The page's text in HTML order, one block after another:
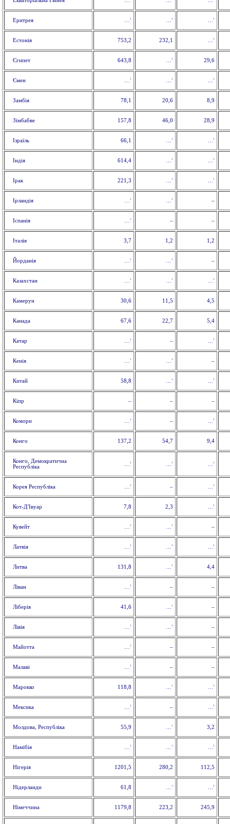
Еритрея …1 …1 …1
Естонія 753,2 232,1 …1
Єгипет 643,8 …1 29,6
Ємен …1 …1 …1
Замбія 78,1 20,6 8,9
Зімбабве 157,8 46,0 28,9
Ізраїль 66,1 …1 …1
Індія 614,4 …1 …1
Ірак 221,3 …1 …1
Ірландія …1 …1 –
Іспанія …1 – –
Італія 3,7 1,2 1,2
Йорданія …1 …1 –
Казахстан …1 …1 …1
Камерун 30,6 11,5 4,5
Канада 67,6 22,7 5,4
Катар …1 – …1
Кенія …1 …1 –
Китай 58,8 …1 …1
Кіпр – – –
Комори …1 – …1
Конго 137,2 54,7 9,4
Конго, Демократична
Республіка
…1 …1 …1
Корея Республіка …1 – …1
Кот-Д'Івуар 7,8 2,3 …1
Кувейт …1 …1 –
Латвія …1 …1 …1
Литва 131,8 …1 4,4
Ліван …1 – –
Ліберія 41,6 …1 –
Лівія …1 …1 –
Майотта …1 – –
Малаві …1 – –
Марокко 118,8 …1 …1
Мексика …1 – …1
Молдова, Республіка 55,9 …1 3,2
Намібія …1 …1 …1
Нігерія 1201,5 280,2 112,5
Нідерланди 61,8 …1 …1
Німеччина 1179,8 223,2 245,9